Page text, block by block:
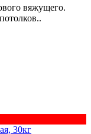
вяжущего.